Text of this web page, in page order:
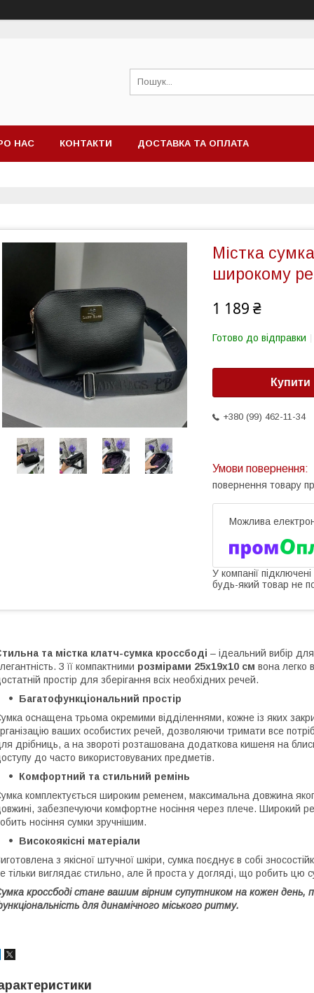
НАС КОНТАКТИ ДОСТАВКА ТА ОПЛАТА
Містка
широкому
1 189 ₴
Готово до відправки
Купити
+380 (99) 462-11-34
повернення товару
У компанії
будь-який товар не
та містка клатч-сумка кроссбоді – ідеальний вибір
З її компактними розмірами 25х19х10 см вона легко
простір для зберігання всіх необхідних речей.
Багатофункціональний простір
оснащена трьома окремими відділеннями, кожне із яких
ваших особистих речей, дозволяючи тримати все
дрібниць, а на звороті розташована додаткова кишеня на
до часто використовуваних предметів.
Комфортний та стильний ремінь
комплектується широким ременем, максимальна довжина
забезпечуючи комфортне носіння через плече. Широкий
носіння сумки зручнішим.
Високоякісні матеріали
​​з якісної штучної шкіри, сумка поєднує в собі
тільки виглядає стильно, але й проста у догляді, що робить цю
кроссбоді стане вашим вірним супутником на кожен день,
для динамічного міського ритму.